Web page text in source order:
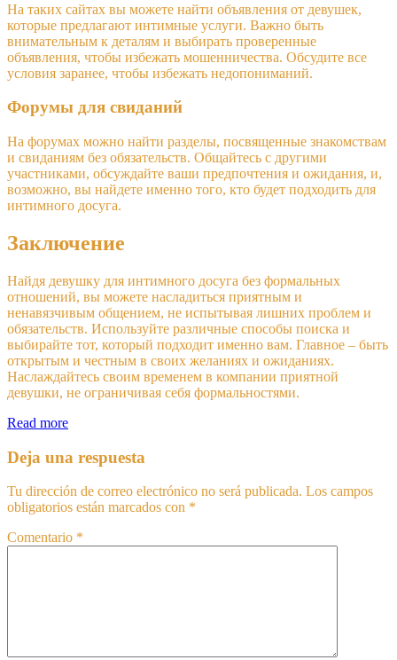
На таких сайтах вы можете найти объявления от девушек,
которые предлагают интимные услуги. Важно быть
внимательным к деталям и выбирать проверенные
объявления, чтобы избежать мошенничества. Обсудите все
условия заранее, чтобы избежать недопониманий.
Форумы для свиданий
На форумах можно найти разделы, посвященные знакомствам
и свиданиям без обязательств. Общайтесь с другими
участниками, обсуждайте ваши предпочтения и ожидания, и,
возможно, вы найдете именно того, кто будет подходить для
интимного досуга.
Заключение
Найдя девушку для интимного досуга без формальных
отношений, вы можете насладиться приятным и
ненавязчивым общением, не испытывая лишних проблем и
обязательств. Используйте различные способы поиска и
выбирайте тот, который подходит именно вам. Главное – быть
открытым и честным в своих желаниях и ожиданиях.
Наслаждайтесь своим временем в компании приятной
девушки, не ограничивая себя формальностями.
Read more
Deja una respuesta
Tu dirección de correo electrónico no será publicada. Los campos
obligatorios están marcados con *
Comentario *